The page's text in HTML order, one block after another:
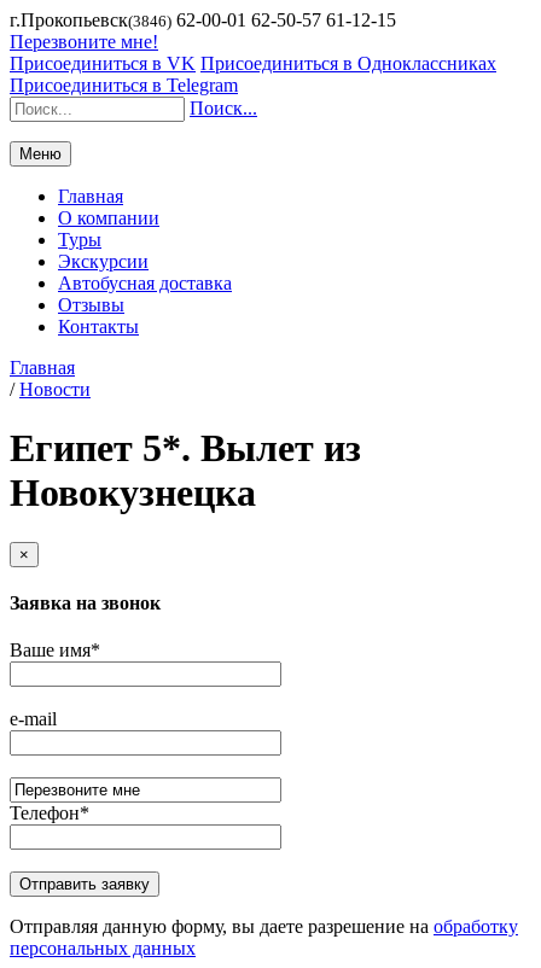
г.Прокопьевск(3846) 62-00-01 62-50-57 61-12-15
Перезвоните мне!
Присоединиться в VK Присоединиться в Одноклассниках
Присоединиться в Telegram
Поиск...
Меню
Главная
О компании
Туры
Экскурсии
Автобусная доставка
Отзывы
Контакты
Главная
/Новости
Египет 5*. Вылет из
Новокузнецка
×
Заявка на звонок
Ваше имя*
e-mail
Телефон*
Отправляя данную форму, вы даете разрешение на обработку
персональных данных